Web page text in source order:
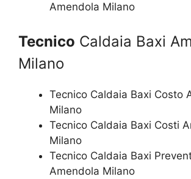
Amendola Milano
Tecnico Caldaia Baxi
Milano
Tecnico Caldaia Baxi Costo
Milano
Tecnico Caldaia Baxi Costi
Milano
Tecnico Caldaia Baxi
Amendola Milano